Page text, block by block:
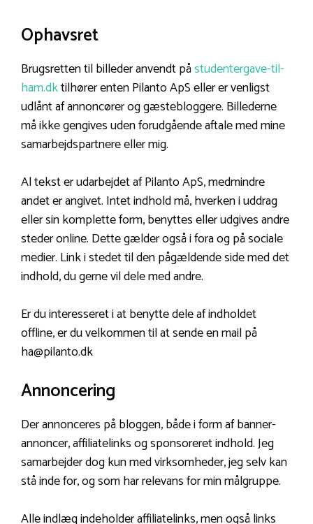
Ophavsret
Brugsretten til billeder anvendt påstudentergave-til-
ham.dktilhører enten Pilanto ApS eller er venligst
udlånt af annoncører og gæstebloggere. Billederne
må ikke gengives uden forudgående aftale med mine
samarbejdspartnere eller mig.
Al tekst er udarbejdet af Pilanto ApS, medmindre
andet er angivet. Intet indhold må, hverken i uddrag
eller sin komplette form, benyttes eller udgives andre
steder online. Dette gælder også i fora og på sociale
medier. Link i stedet til den pågældende side med det
indhold, du gerne vil dele med andre.
Er du interesseret i at benytte dele af indholdet
offline, er du velkommen til at sende en mail på
ha@pilanto.dk
Annoncering
Der annonceres på bloggen, både i form af banner-
annoncer, affiliatelinks og sponsoreret indhold. Jeg
samarbejder dog kun med virksomheder, jeg selv kan
stå inde for, og som har relevans for min målgruppe.
Alle indlæg indeholder affiliatelinks, men også links